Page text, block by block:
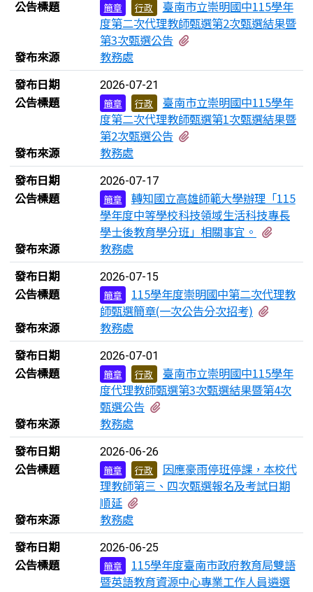
公告標題 簡章 行政
臺南市立崇明國中115學年
度第二次代理教師甄選第2次甄選結果暨
第3次甄選公告
發布來源
教務處
發布日期
2026-07-21
公告標題 簡章 行政
臺南市立崇明國中115學年
度第二次代理教師甄選第1次甄選結果暨
第2次甄選公告
發布來源
教務處
發布日期
2026-07-17
公告標題 簡章
轉知國立高雄師範大學辦理「115
學年度中等學校科技領域生活科技專長
學士後教育學分班」相關事宜。
發布來源
教務處
發布日期
2026-07-15
公告標題 簡章
115學年度崇明國中第二次代理教
師甄選簡章(一次公告分次招考)
發布來源
教務處
發布日期
2026-07-01
公告標題 簡章 行政
臺南市立崇明國中115學年
度代理教師甄選第3次甄選結果暨第4次
甄選公告
發布來源
教務處
發布日期
2026-06-26
公告標題 簡章 行政
因應豪雨停班停課，本校代
理教師第三、四次甄選報名及考試日期
順延
發布來源
教務處
發布日期
2026-06-25
公告標題 簡章
115學年度臺南市政府教育局雙語
暨英語教育資源中心專業工作人員遴選